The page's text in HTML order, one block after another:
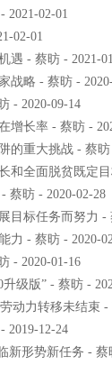
2021-02-01
02-01
遇 - 蔡昉 - 2021-
战略 - 蔡昉 -
- 2020-09-14
增长率 - 蔡昉 -
的重大挑战 - 蔡昉
和全面脱贫既定
蔡昉 - 2020-02-28
目标任务而努力 -
力 - 蔡昉 - 2020-
- 2020-01-16
级版” - 蔡昉 -
动力转移未结束 -
2019-12-24
新形势新任务 - 蔡